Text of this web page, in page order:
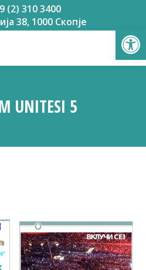
(2) 310 3400
38, 1000 Скопје
UNITESI 5